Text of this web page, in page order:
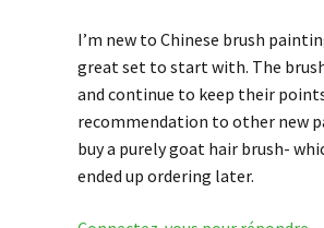
I’m new to Chinese brush
great set to start with. The
and continue to keep their
recommendation to other new
buy a purely goat hair brush-
ended up ordering later.